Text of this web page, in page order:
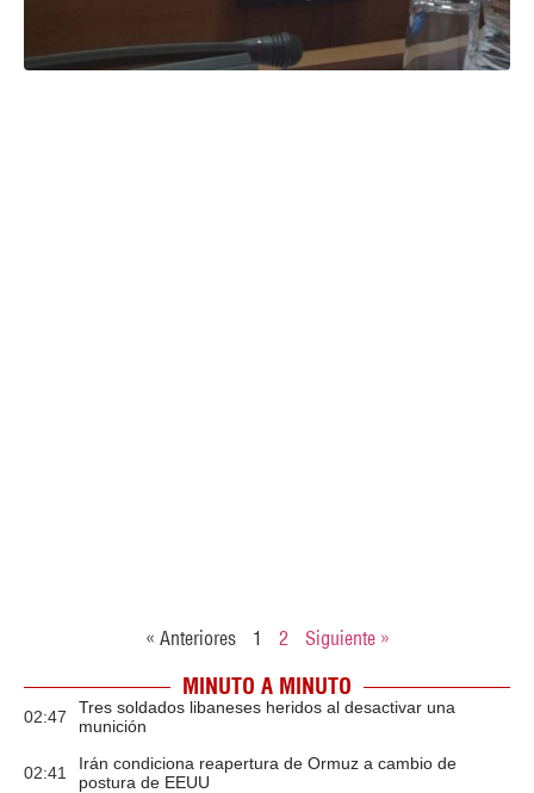
« Anteriores 1 2 Siguiente »
MINUTO A MINUTO
02:47
Tres soldados libaneses heridos al desactivar una
munición
02:41
Irán condiciona reapertura de Ormuz a cambio de
postura de EEUU